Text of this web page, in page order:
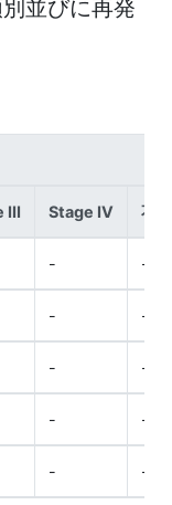
並びに再発
III Stage IV 不明
- -
- -
- -
- -
- -